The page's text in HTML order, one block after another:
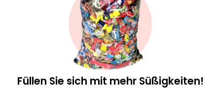
Füllen Sie sich mit mehr Süßigkeiten!